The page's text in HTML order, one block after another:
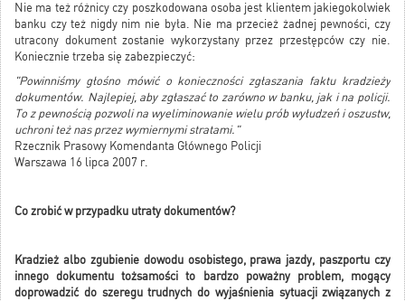
Nie ma też różnicy czy poszkodowana osoba jest klientem jakiegokolwiek
banku czy też nigdy nim nie była. Nie ma przecież żadnej pewności, czy
utracony dokument zostanie wykorzystany przez przestępców czy nie.
Koniecznie trzeba się zabezpieczyć:
"Powinniśmy głośno mówić o konieczności zgłaszania faktu kradzieży
dokumentów. Najlepiej, aby zgłaszać to zarówno w banku, jak i na policji.
To z pewnością pozwoli na wyeliminowanie wielu prób wyłudzeń i oszustw,
uchroni też nas przez wymiernymi stratami."
Rzecznik Prasowy Komendanta Głównego Policji
Warszawa 16 lipca 2007 r.
Co zrobić w przypadku utraty dokumentów?
Kradzież albo zgubienie dowodu osobistego, prawa jazdy, paszportu czy
innego dokumentu tożsamości to bardzo poważny problem, mogący
doprowadzić do szeregu trudnych do wyjaśnienia sytuacji związanych z